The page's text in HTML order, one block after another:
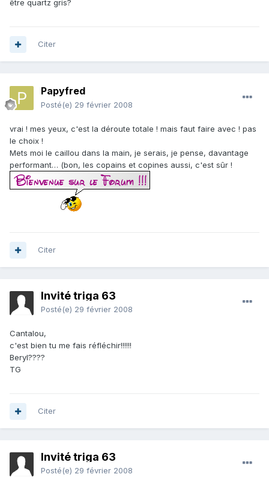
être quartz gris?
Citer
Papyfred
Posté(e) 29 février 2008
vrai ! mes yeux, c'est la déroute totale ! mais faut faire avec ! pas
le choix !
Mets moi le caillou dans la main, je serais, je pense, davantage
performant… (bon, les copains et copines aussi, c'est sûr !
Citer
Invité triga 63
Posté(e) 29 février 2008
Cantalou,
c'est bien tu me fais réfléchir!!!!!!
Beryl????
TG
Citer
Invité triga 63
Posté(e) 29 février 2008